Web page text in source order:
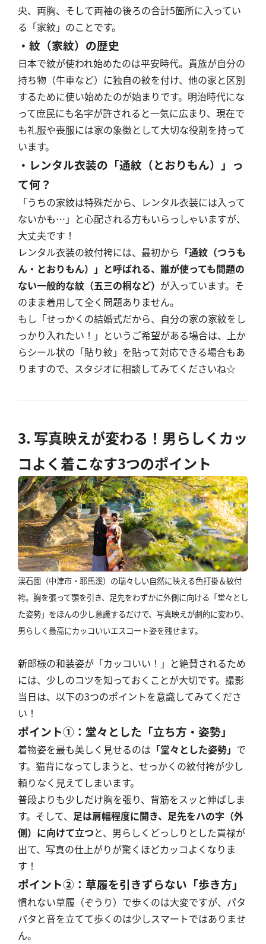
央、両胸、そして両袖の後ろの合計5箇所に入ってい
る「家紋」のことです。
・紋（家紋）の歴史
日本で紋が使われ始めたのは平安時代。貴族が自分の
持ち物（牛車など）に独自の紋を付け、他の家と区別
するために使い始めたのが始まりです。明治時代にな
って庶民にも名字が許されると一気に広まり、現在で
も礼服や喪服には家の象徴として大切な役割を持って
います。
・レンタル衣装の「通紋（とおりもん）」っ
て何？
「うちの家紋は特殊だから、レンタル衣装には入って
ないかも…」と心配される方もいらっしゃいますが、
大丈夫です！
レンタル衣装の紋付袴には、最初から 「通紋（つうも
ん・とおりもん）」と呼ばれる、誰が使っても問題の
ない一般的な紋（五三の桐など） が入っています。そ
のまま着用して全く問題ありません。
もし「せっかくの結婚式だから、自分の家の家紋をし
っかり入れたい！」というご希望がある場合は、上か
らシール状の「貼り紋」を貼って対応できる場合もあ
りますので、スタジオに相談してみてくださいね☆
3. 写真映えが変わる！男らしくカッ
コよく着こなす3つのポイント
渓石園（中津市・耶馬溪）の瑞々しい自然に映える色打掛＆紋付
袴。胸を張って顎を引き、足先をわずかに外側に向ける「堂々とし
た姿勢」をほんの少し意識するだけで、写真映えが劇的に変わり、
男らしく最高にカッコいいエスコート姿を残せます。
新郎様の和装姿が「カッコいい！」と絶賛されるため
には、少しのコツを知っておくことが大切です。撮影
当日は、以下の3つのポイントを意識してみてくださ
い！
ポイント①：堂々とした「立ち方・姿勢」
着物姿を最も美しく見せるのは 「堂々とした姿勢」 で
す。猫背になってしまうと、せっかくの紋付袴が少し
頼りなく見えてしまいます。
普段よりも少しだけ胸を張り、背筋をスッと伸ばしま
す。そして、 足は肩幅程度に開き、足先をハの字（外
側）に向けて立つと、男らしくどっしりとした貫禄が
出て、写真の仕上がりが驚くほどカッコよくなりま
す！
ポイント②：草履を引きずらない「歩き方」
慣れない草履（ぞうり）で歩くのは大変ですが、パタ
パタと音を立てて歩くのは少しスマートではありませ
ん。